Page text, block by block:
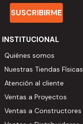
SUSCRIBIRME
INSTITUCIONAL
Quiénes somos
Nuestras Tiendas Físicas
Atención al cliente
Ventas a Proyectos
Ventas a Constructores